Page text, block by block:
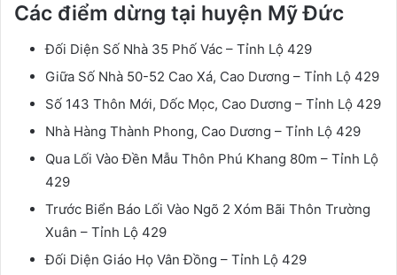
Các điểm dừng tại huyện Mỹ Đức
Đối Diện Số Nhà 35 Phố Vác – Tỉnh Lộ 429
Giữa Số Nhà 50-52 Cao Xá, Cao Dương – Tỉnh Lộ 429
Số 143 Thôn Mới, Dốc Mọc, Cao Dương – Tỉnh Lộ 429
Nhà Hàng Thành Phong, Cao Dương – Tỉnh Lộ 429
Qua Lối Vào Đền Mẫu Thôn Phú Khang 80m – Tỉnh Lộ
429
Trước Biển Báo Lối Vào Ngõ 2 Xóm Bãi Thôn Trường
Xuân – Tỉnh Lộ 429
Đối Diện Giáo Họ Vân Đồng – Tỉnh Lộ 429